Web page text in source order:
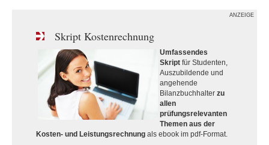
ANZEIGE
Skript Kostenrechnung
Umfassendes
Skript für Studenten,
Auszubildende und
angehende
Bilanzbuchhalter zu
allen
prüfungsrelevanten
Themen aus der
Kosten- und Leistungsrechnung als ebook im pdf-Format.